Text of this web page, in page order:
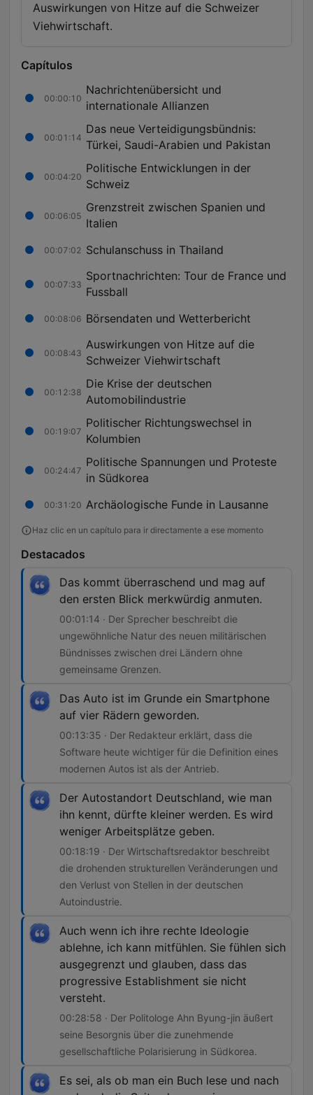
Auswirkungen von Hitze auf die Schweizer
Viehwirtschaft.
Capítulos
00:00:10
Nachrichtenübersicht und
internationale Allianzen
00:01:14
Das neue Verteidigungsbündnis:
Türkei, Saudi-Arabien und Pakistan
00:04:20
Politische Entwicklungen in der
Schweiz
00:06:05
Grenzstreit zwischen Spanien und
Italien
00:07:02 Schulanschuss in Thailand
00:07:33
Sportnachrichten: Tour de France und
Fussball
00:08:06 Börsendaten und Wetterbericht
00:08:43
Auswirkungen von Hitze auf die
Schweizer Viehwirtschaft
00:12:38
Die Krise der deutschen
Automobilindustrie
00:19:07
Politischer Richtungswechsel in
Kolumbien
00:24:47
Politische Spannungen und Proteste
in Südkorea
00:31:20 Archäologische Funde in Lausanne
Haz clic en un capítulo para ir directamente a ese momento
Destacados
Das kommt überraschend und mag auf
den ersten Blick merkwürdig anmuten.
00:01:14 · Der Sprecher beschreibt die
ungewöhnliche Natur des neuen militärischen
Bündnisses zwischen drei Ländern ohne
gemeinsame Grenzen.
Das Auto ist im Grunde ein Smartphone
auf vier Rädern geworden.
00:13:35 · Der Redakteur erklärt, dass die
Software heute wichtiger für die Definition eines
modernen Autos ist als der Antrieb.
Der Autostandort Deutschland, wie man
ihn kennt, dürfte kleiner werden. Es wird
weniger Arbeitsplätze geben.
00:18:19 · Der Wirtschaftsredaktor beschreibt
die drohenden strukturellen Veränderungen und
den Verlust von Stellen in der deutschen
Autoindustrie.
Auch wenn ich ihre rechte Ideologie
ablehne, ich kann mitfühlen. Sie fühlen sich
ausgegrenzt und glauben, dass das
progressive Establishment sie nicht
versteht.
00:28:58 · Der Politologe Ahn Byung-jin äußert
seine Besorgnis über die zunehmende
gesellschaftliche Polarisierung in Südkorea.
Es sei, als ob man ein Buch lese und nach